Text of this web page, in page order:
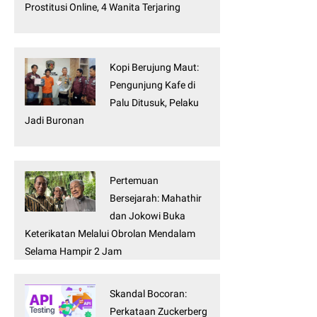
Prostitusi Online, 4 Wanita Terjaring
Kopi Berujung Maut:
Pengunjung Kafe di
Palu Ditusuk, Pelaku
Jadi Buronan
Pertemuan
Bersejarah: Mahathir
dan Jokowi Buka
Keterikatan Melalui Obrolan Mendalam
Selama Hampir 2 Jam
Skandal Bocoran:
Perkataan Zuckerberg